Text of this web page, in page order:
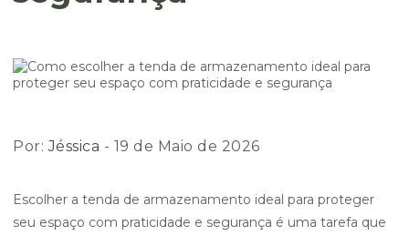
Por:Jéssica - 19 de Maio de 2026
Escolher a tenda de armazenamento ideal para proteger
seu espaço com praticidade e segurança é uma tarefa que